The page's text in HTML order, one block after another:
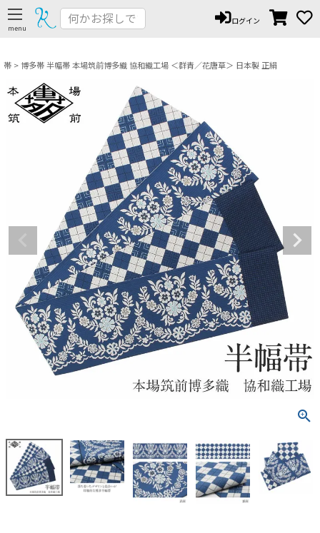
ログイン
帯 博多帯 半幅帯 本場筑前博多織 協和織工場 ＜群青／花唐草＞ 日本製 正絹
ペー
ジト